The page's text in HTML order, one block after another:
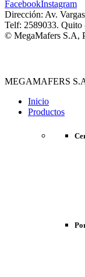
FacebookInstagram
Dirección: Av.
Telf: 2589033. Quito
© MegaMafers S.A,
MEGAMAFERS
Inicio
Productos